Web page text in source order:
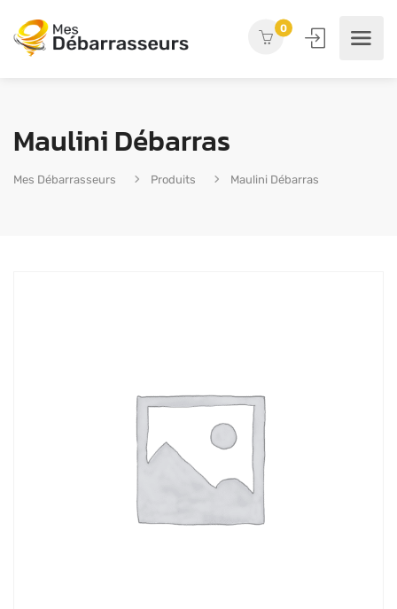
0
Maulini Débarras
Mes Débarrasseurs Produits Maulini Débarras